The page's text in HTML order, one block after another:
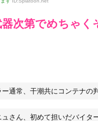
次第でめちゃく
ー通常、干潮共にコンテナ
ュさん、初めて担いだバイ